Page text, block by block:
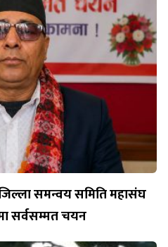
समन्वय समिति महासंघ
सर्वसम्मत चयन